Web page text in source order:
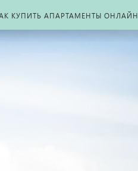
КУПИТЬ АПАРТАМЕНТЫ ОНЛАЙН